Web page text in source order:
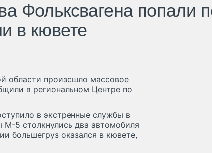
Фольксвагена попали
в кювете
области произошло массовое
в региональном Центре по
в экстренные службы в
М-5 столкнулись два автомобиля
большегруз оказался в кювете,